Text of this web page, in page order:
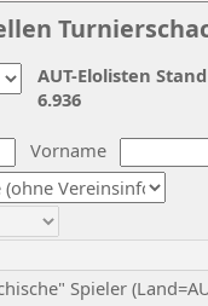
Vorname
Spieler
AUT-Elolisten
6.936